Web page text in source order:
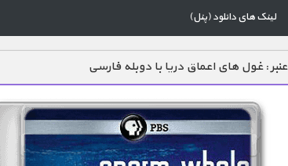
لینک های دانلود (پنل)
: غول های اعماق دریا با دوبله فارسی